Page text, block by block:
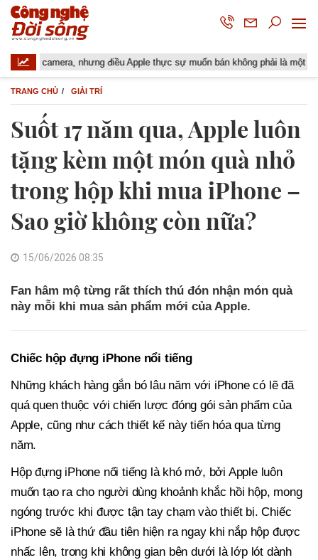
nhưng điều Apple thực sự muốn bán không phải là một chiếc tai
TRANG CHỦ GIẢI TRÍ
Suốt 17 năm qua, Apple luôn
tặng kèm một món quà nhỏ
trong hộp khi mua iPhone –
Sao giờ không còn nữa?
15/06/2026 08:35
Fan hâm mộ từng rất thích thú đón nhận món quà
này mỗi khi mua sản phẩm mới của Apple.
Chiếc hộp đựng iPhone nổi tiếng
Những khách hàng gắn bó lâu năm với iPhone có lẽ đã
quá quen thuộc với chiến lược đóng gói sản phẩm của
Apple, cũng như cách thiết kế này tiến hóa qua từng
năm.
Hộp đựng iPhone nổi tiếng là khó mở, bởi Apple luôn
muốn tạo ra cho người dùng khoảnh khắc hồi hộp, mong
ngóng trước khi được tận tay chạm vào thiết bị. Chiếc
iPhone sẽ là thứ đầu tiên hiện ra ngay khi nắp hộp được
nhấc lên, trong khi không gian bên dưới là lớp lót dành